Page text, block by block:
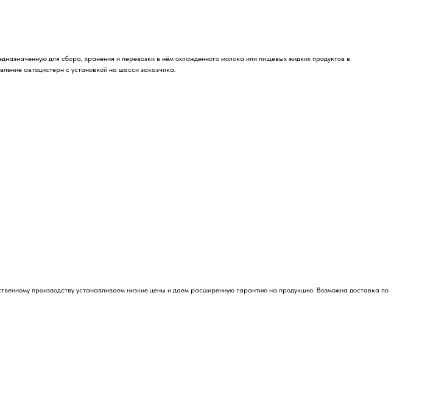
для сбора, хранения и перевозки в нём охлажденного молока или пищевых жидких продуктов в
автоцистерн с установкой на шасси заказчика.
производству устанавливаем низкие цены и даем расширенную гарантию на продукцию. Возможна доставка по